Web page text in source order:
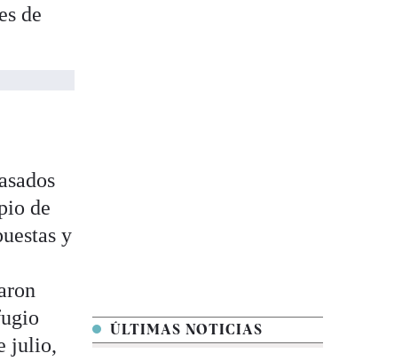
de
de
y
julio,
ÚLTIMAS NOTICIAS